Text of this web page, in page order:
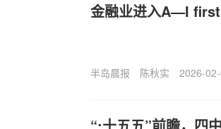
金融业进入A—I first
半岛晨报 陈秋实 2026-